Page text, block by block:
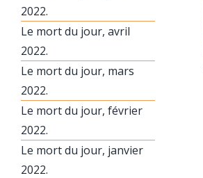
2022.
Le mort du jour, avril
2022.
Le mort du jour, mars
2022.
Le mort du jour, février
2022.
Le mort du jour, janvier
2022.